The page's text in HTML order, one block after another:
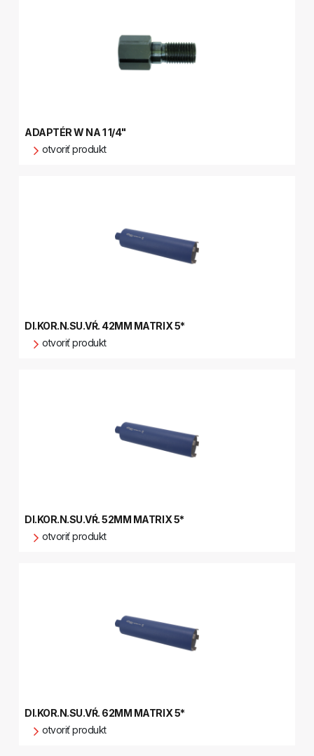
ADAPTÉR W NA 1 1/4"
otvoriť produkt
DI.KOR.N.SU.VŔ. 42MM MATRIX 5*
otvoriť produkt
DI.KOR.N.SU.VŔ. 52MM MATRIX 5*
otvoriť produkt
DI.KOR.N.SU.VŔ. 62MM MATRIX 5*
otvoriť produkt